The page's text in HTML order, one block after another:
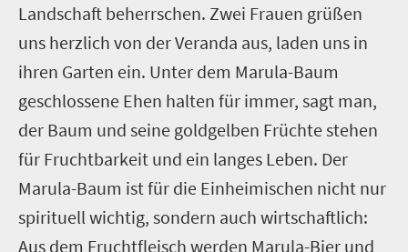
Landschaft beherrschen. Zwei Frauen grüßen
uns herzlich von der Veranda aus, laden uns in
ihren Garten ein. Unter dem Marula-Baum
geschlossene Ehen halten für immer, sagt man,
der Baum und seine goldgelben Früchte stehen
für Fruchtbarkeit und ein langes Leben. Der
Marula-Baum ist für die Einheimischen nicht nur
spirituell wichtig, sondern auch wirtschaftlich:
Aus dem Fruchtfleisch werden Marula-Bier und